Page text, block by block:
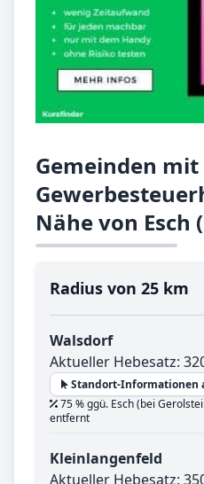
Gemeinden
Nähe von Esch
Radius von 25 km
Walsdorf
Aktueller Hebesatz:
Standort-Informationen
75 % ggü. Esch (bei
entfernt
Kleinlangenfeld
Aktueller Hebesatz: